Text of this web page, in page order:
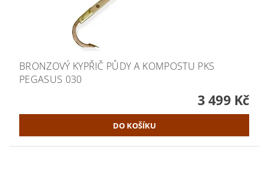
BRONZOVÝ KYPŘIČ PŮDY A KOMPOSTU PKS
PEGASUS 030
3 499 Kč